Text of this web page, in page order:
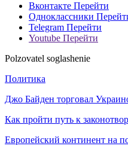
Вконтакте Перейти
Одноклассники
Telegram Перейти
Youtube Перейти
Polzovatel soglashenie
Политика
Джо Байден торговал
Как пройти путь к
Европейский континент на